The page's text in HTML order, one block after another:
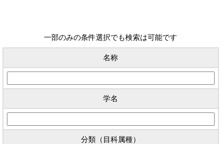
一部のみの条件選択でも検索は可能です
名称
学名
分類（目科属種）